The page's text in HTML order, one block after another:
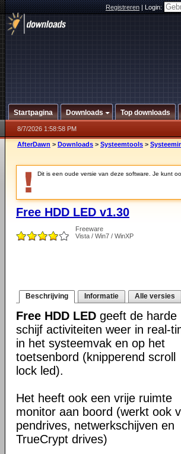
Registreren|Login:
Startpagina Downloads Top downloads
8/7/2026 1:58:58 PM
AfterDawn > Downloads > Systeemtools >
Dit is een oude versie van deze software. Je kunt
Free HDD LED v1.30
Freeware
Vista / Win7 / WinXP
Beschrijving Informatie Alle versies
Free HDD LED geeft de harde
schijf activiteiten weer in real-
in het systeemvak en op het
toetsenbord (knipperend scroll
lock led).
Het heeft ook een vrije ruimte
monitor aan boord (werkt ook
pendrives, netwerkschijven en
TrueCrypt drives)